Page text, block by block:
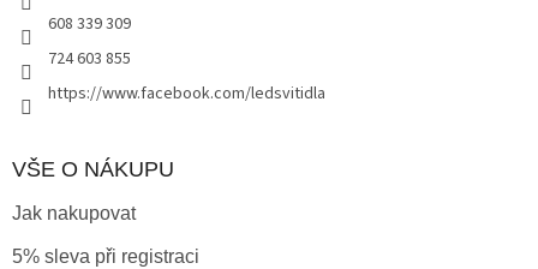
608 339 309
724 603 855
https://www.facebook.com/ledsvitidla
VŠE O NÁKUPU
Jak nakupovat
5% sleva při registraci